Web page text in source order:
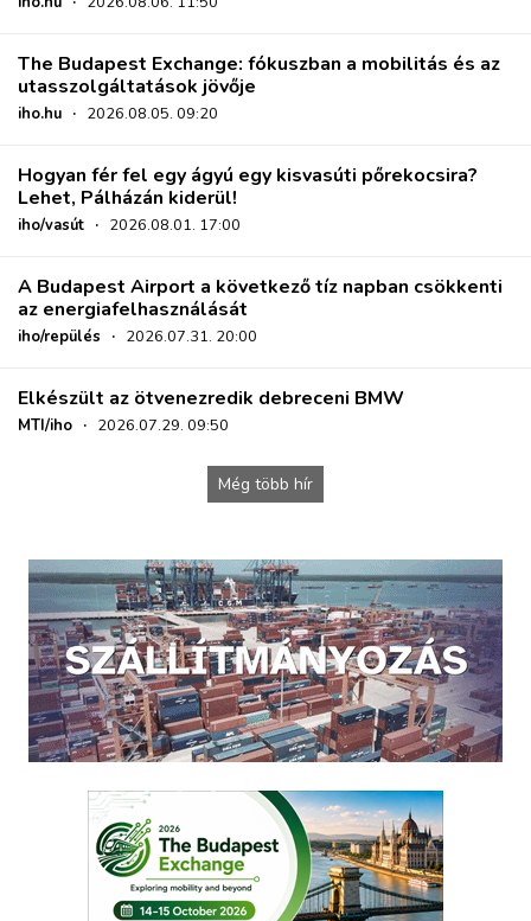
The Budapest Exchange: fókuszban a mobilitás és az
utasszolgáltatások jövője
iho.hu · 2026.08.05. 09:20
Hogyan fér fel egy ágyú egy kisvasúti pőrekocsira?
Lehet, Pálházán kiderül!
iho/vasút · 2026.08.01. 17:00
A Budapest Airport a következő tíz napban csökkenti
az energiafelhasználását
iho/repülés · 2026.07.31. 20:00
Elkészült az ötvenezredik debreceni BMW
MTI/iho · 2026.07.29. 09:50
Még több hír